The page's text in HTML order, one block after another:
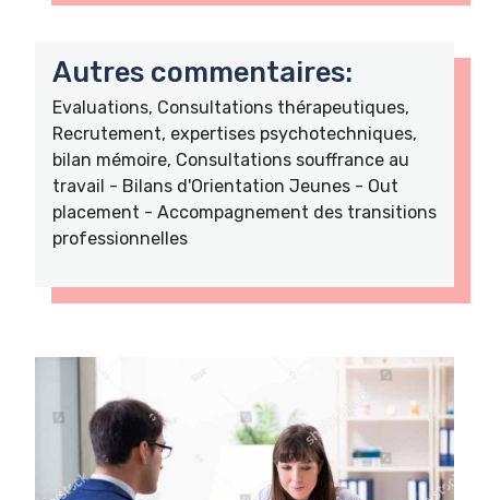
Autres commentaires:
Evaluations, Consultations thérapeutiques,
Recrutement, expertises psychotechniques,
bilan mémoire, Consultations souffrance au
travail - Bilans d'Orientation Jeunes - Out
placement - Accompagnement des transitions
professionnelles